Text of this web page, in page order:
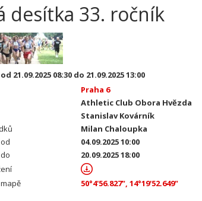
desítka 33. ročník
21.09.2025 08:30 do 21.09.2025 13:00
Praha 6
Athletic Club Obora Hvězda
Stanislav Kovárník
Milan Chaloupka
04.09.2025 10:00
20.09.2025 18:00
50°4'56.827", 14°19'52.649"